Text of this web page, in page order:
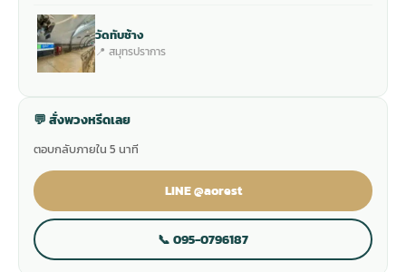
วัดทับช้าง
📍 สมุทรปราการ
💬 สั่งพวงหรีดเลย
ตอบกลับภายใน 5 นาที
LINE @aorest
📞 095-0796187